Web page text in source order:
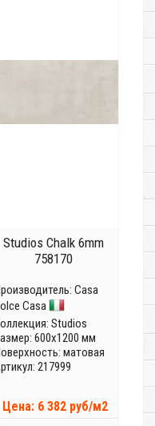
Studios Chalk 6mm
758170
Casa
Casa
Studios
600x1200 мм
матовая
217999
Цена: 6 382 руб/м2